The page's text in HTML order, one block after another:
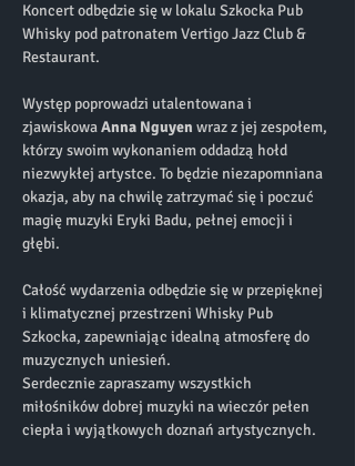
Koncert odbędzie się w lokalu Szkocka Pub
Whisky pod patronatem Vertigo Jazz Club &
Restaurant.
Występ poprowadzi utalentowana i
zjawiskowa Anna Nguyen wraz z jej zespołem,
którzy swoim wykonaniem oddadzą hołd
niezwykłej artystce. To będzie niezapomniana
okazja, aby na chwilę zatrzymać się i poczuć
magię muzyki Eryki Badu, pełnej emocji i
głębi.
Całość wydarzenia odbędzie się w przepięknej
i klimatycznej przestrzeni Whisky Pub
Szkocka, zapewniając idealną atmosferę do
muzycznych uniesień.
Serdecznie zapraszamy wszystkich
miłośników dobrej muzyki na wieczór pełen
ciepła i wyjątkowych doznań artystycznych.